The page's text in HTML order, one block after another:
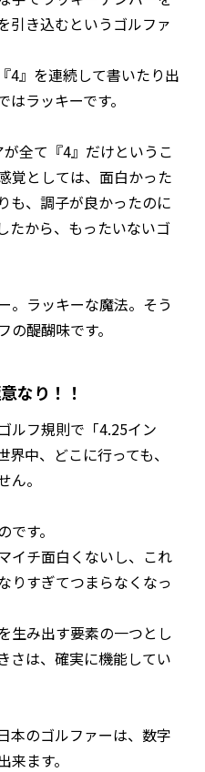
引き込むというゴルファ
4』を連続して書いたり出
ラッキーです。
全て『4』だけというこ
覚としては、面白かった
も、調子が良かったのに
たから、もったいないゴ
。ラッキーな魔法。そう
醍醐味です。
なり！！
ルフ規則で「4.25イン
中、どこに行っても、
。
す。
イチ面白くないし、これ
りすぎてつまらなくなっ
生み出す要素の一つとし
さは、確実に機能してい
本のゴルファーは、数字
ます。